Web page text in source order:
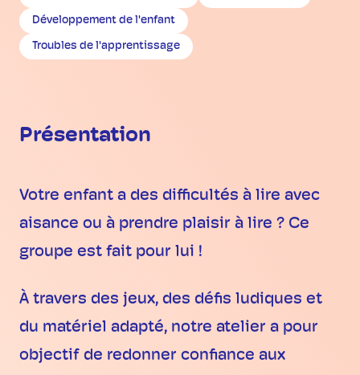
Développement de l'enfant
Troubles de l'apprentissage
Présentation
Votre enfant a des difficultés à lire avec
aisance ou à prendre plaisir à lire ? Ce
groupe est fait pour lui !
À travers des jeux, des défis ludiques et
du matériel adapté, notre atelier a pour
objectif de redonner confiance aux